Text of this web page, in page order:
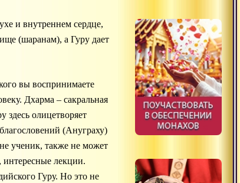
и внутреннем сердце,
(шаранам), а Гуру дает
вы воспринимаете
Дхарма – сакральная
здесь олицетворяет
(Ануграху)
ученик, также не может
интересные лекции.
Гуру. Но это не